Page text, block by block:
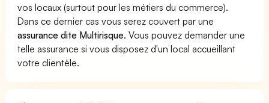
vos locaux (surtout pour les métiers du commerce).
Dans ce dernier cas vous serez couvert par une
assurance dite Multirisque. Vous pouvez demander une
telle assurance si vous disposez d'un local accueillant
votre clientèle.